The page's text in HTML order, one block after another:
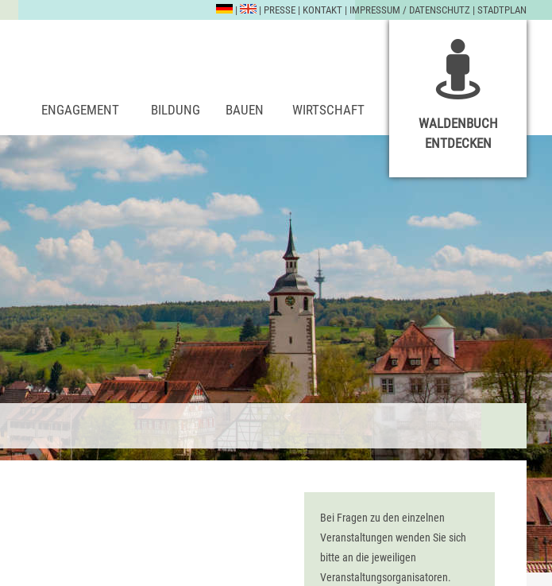
| | PRESSE | KONTAKT | IMPRESSUM / DATENSCHUTZ | STADTPLAN
ENGAGEMENT BILDUNG BAUEN
WIRTSCHAFT
WALDENBUCH
ENTDECKEN
Bei Fragen zu den einzelnen
Veranstaltungen wenden Sie sich
bitte an die jeweiligen
Veranstaltungsorganisatoren.